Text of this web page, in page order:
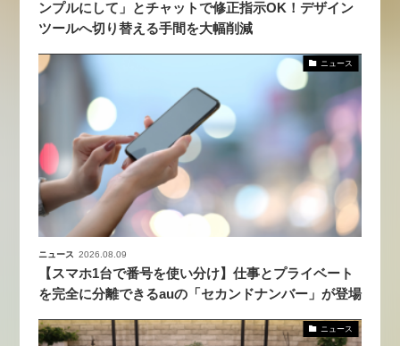
ンプルにして」とチャットで修正指示OK！デザイン
ツールへ切り替える手間を大幅削減
ニュース
ニュース 2026.08.09
【スマホ1台で番号を使い分け】仕事とプライベート
を完全に分離できるauの「セカンドナンバー」が登場
ニュース